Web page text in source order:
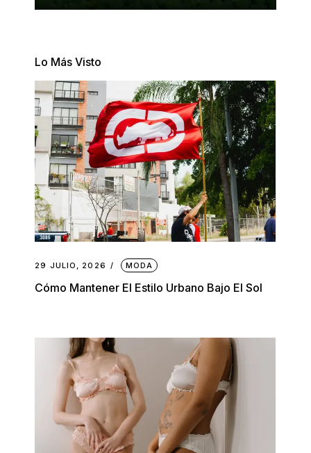
Lo Más Visto
29 JULIO, 2026 MODA
Cómo Mantener El Estilo Urbano Bajo El Sol